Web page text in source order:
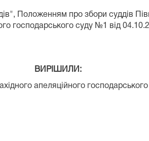
Положенням про збори суддів
господарського суду №1 від
ВИРІШИЛИ:
апеляційного